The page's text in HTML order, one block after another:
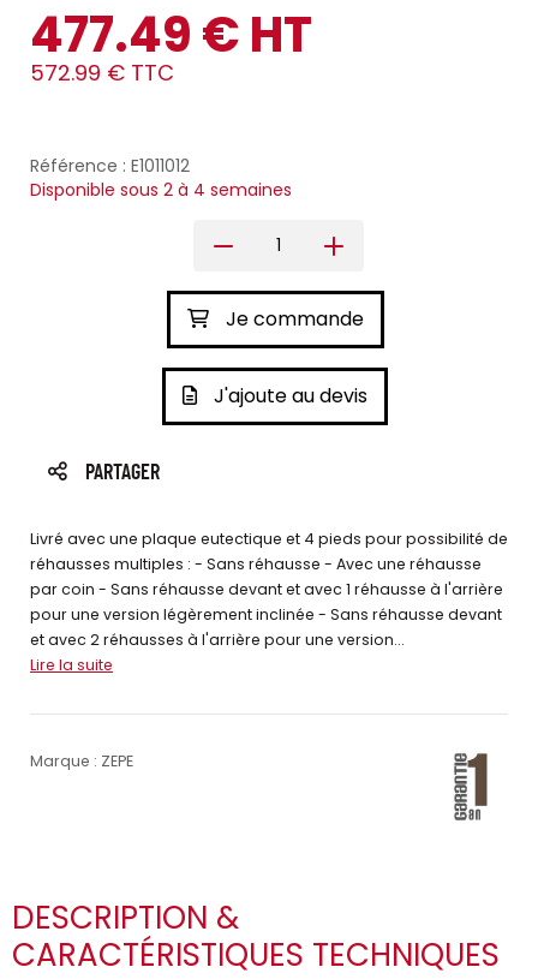
477.49 € HT
572.99 € TTC
Référence : E1011012
Disponible sous 2 à 4 semaines
Je commande
J'ajoute au devis
PARTAGER
Livré avec une plaque eutectique et 4 pieds pour possibilité de
réhausses multiples : - Sans réhausse - Avec une réhausse
par coin - Sans réhausse devant et avec 1 réhausse à l'arrière
pour une version légèrement inclinée - Sans réhausse devant
et avec 2 réhausses à l'arrière pour une version...
Lire la suite
Marque : ZEPE
DESCRIPTION &
CARACTÉRISTIQUES TECHNIQUES